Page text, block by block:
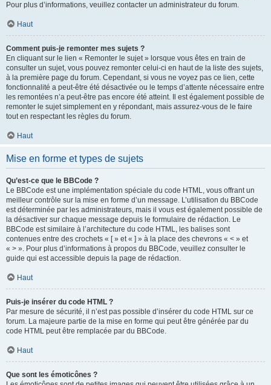
Pour plus d’informations, veuillez contacter un administrateur du forum.
Haut
Comment puis-je remonter mes sujets ?
En cliquant sur le lien « Remonter le sujet » lorsque vous êtes en train de
consulter un sujet, vous pouvez remonter celui-ci en haut de la liste des sujets,
à la première page du forum. Cependant, si vous ne voyez pas ce lien, cette
fonctionnalité a peut-être été désactivée ou le temps d’attente nécessaire entre
les remontées n’a peut-être pas encore été atteint. Il est également possible de
remonter le sujet simplement en y répondant, mais assurez-vous de le faire
tout en respectant les règles du forum.
Haut
Mise en forme et types de sujets
Qu’est-ce que le BBCode ?
Le BBCode est une implémentation spéciale du code HTML, vous offrant un
meilleur contrôle sur la mise en forme d’un message. L’utilisation du BBCode
est déterminée par les administrateurs, mais il vous est également possible de
la désactiver sur chaque message depuis le formulaire de rédaction. Le
BBCode est similaire à l’architecture du code HTML, les balises sont
contenues entre des crochets « [ » et « ] » à la place des chevrons « < » et
« > ». Pour plus d’informations à propos du BBCode, veuillez consulter le
guide qui est accessible depuis la page de rédaction.
Haut
Puis-je insérer du code HTML ?
Par mesure de sécurité, il n’est pas possible d’insérer du code HTML sur ce
forum. La majeure partie de la mise en forme qui peut être générée par du
code HTML peut être remplacée par du BBCode.
Haut
Que sont les émoticônes ?